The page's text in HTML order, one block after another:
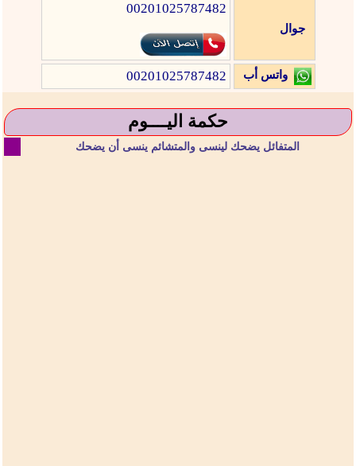
جوال
00201025787482
واتس أب 00201025787482
حكمة اليــــوم
المتفائل يضحك لينسى والمتشائم ينسى أن يضحك